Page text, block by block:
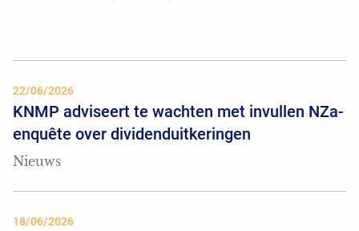
22/06/2026
KNMP adviseert te wachten met invullen NZa-
enquête over dividenduitkeringen
Nieuws
18/06/2026